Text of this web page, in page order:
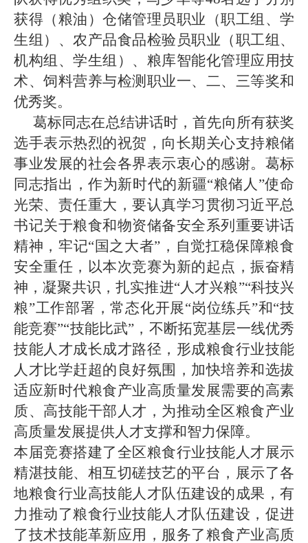
获得（粮油）仓储管理员职业（职工组、学
生组）、农产品食品检验员职业（职工组、
机构组、学生组）、粮库智能化管理应用技
术、饲料营养与检测职业一、二、三等奖和
优秀奖。
葛标同志在总结讲话时，首先向所有获奖
选手表示热烈的祝贺，向长期关心支持粮储
事业发展的社会各界表示衷心的感谢。葛标
同志指出，作为新时代的新疆“粮储人”使命
光荣、责任重大，要认真学习贯彻习近平总
书记关于粮食和物资储备安全系列重要讲话
精神，牢记“国之大者”，自觉扛稳保障粮食
安全重任，以本次竞赛为新的起点，振奋精
神，凝聚共识，扎实推进“人才兴粮”“科技兴
粮”工作部署，常态化开展“岗位练兵”和“技
能竞赛”“技能比武”，不断拓宽基层一线优秀
技能人才成长成才路径，形成粮食行业技能
人才比学赶超的良好氛围，加快培养和选拔
适应新时代粮食产业高质量发展需要的高素
质、高技能干部人才，为推动全区粮食产业
高质量发展提供人才支撑和智力保障。
本届竞赛搭建了全区粮食行业技能人才展示
精湛技能、相互切磋技艺的平台，展示了各
地粮食行业高技能人才队伍建设的成果，有
力推动了粮食行业技能人才队伍建设，促进
了技术技能革新应用，服务了粮食产业高质